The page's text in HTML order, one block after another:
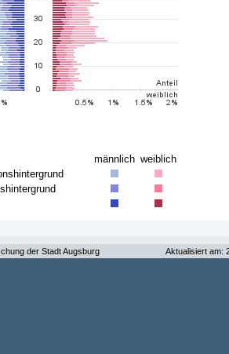
männlich weiblich
der Stadt Augsburg Aktualisiert am: